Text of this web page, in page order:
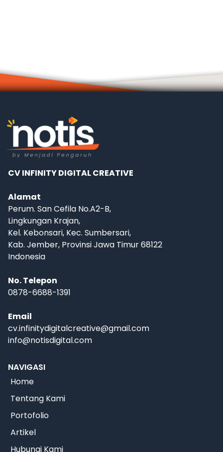
CV INFINITY DIGITAL CREATIVE
Alamat
Perum. San Cefila No.A2-B,
Lingkungan Krajan,
Kel. Kebonsari, Kec. Sumbersari,
Kab. Jember, Provinsi Jawa Timur 68122
Indonesia
No. Telepon
0878-6688-1391
Email
cv.infinitydigitalcreative@gmail.com
info@notisdigital.com
NAVIGASI
Home
Tentang Kami
Portofolio
Artikel
Hubungi Kami